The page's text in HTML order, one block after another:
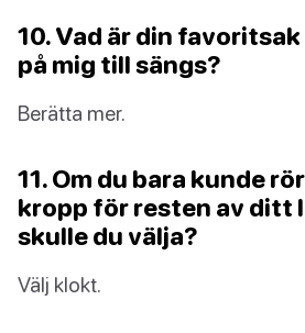
10. Vad är din
på mig till sängs?
Berätta mer.
11. Om du bara kunde
kropp för resten av ditt
skulle du välja?
Välj klokt.